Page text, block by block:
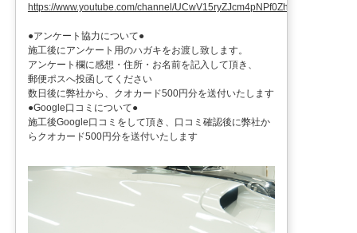
https://www.youtube.com/channel/UCwV15ryZJcm4pNPf0ZhXu9g
●アンケート協力について●
施工後にアンケート用のハガキをお渡し致します。
アンケート欄に感想・住所・お名前を記入して頂き、
郵便ポスへ投函してください
数日後に弊社から、クオカード500円分を送付いたします
●Google口コミについて●
施工後Google口コミをして頂き、口コミ確認後に弊社か
らクオカード500円分を送付いたします